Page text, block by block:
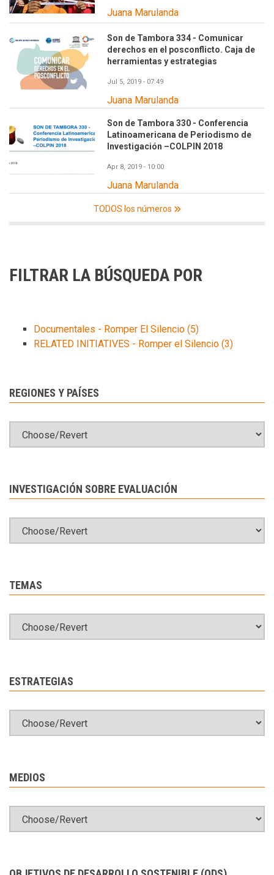
Juana Marulanda
Son de Tambora 334 - Comunicar
derechos en el posconflicto. Caja de
herramientas y estrategias
Jul 5, 2019 - 07:49
Juana Marulanda
Son de Tambora 330 - Conferencia
Latinoamericana de Periodismo de
Investigación –COLPIN 2018
Apr 8, 2019 - 10:00
Juana Marulanda
TODOS los números
FILTRAR LA BÚSQUEDA POR
Documentales - Romper El Silencio (5)
RELATED INITIATIVES - Romper el Silencio (3)
REGIONES Y PAÍSES
INVESTIGACIÓN SOBRE EVALUACIÓN
TEMAS
ESTRATEGIAS
MEDIOS